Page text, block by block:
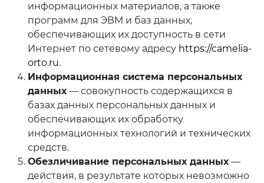
информационных материалов, а также
программ для ЭВМ и баз данных,
обеспечивающих их доступность в сети
Интернет по сетевому адресу https://camelia-
orto.ru.
Информационная система персональных
данных— совокупность содержащихся в
базах данных персональных данных и
обеспечивающих их обработку
информационных технологий и технических
средств.
Обезличивание персональных данных—
действия, в результате которых невозможно